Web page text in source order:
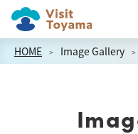
HOME Image Gallery